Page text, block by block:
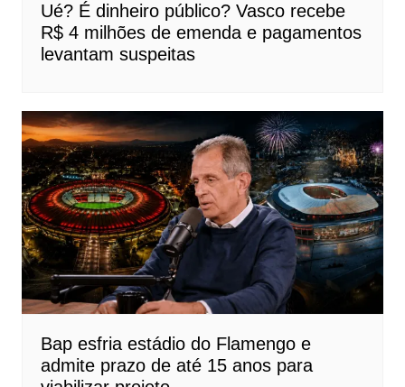
Ué? É dinheiro público? Vasco recebe
R$ 4 milhões de emenda e pagamentos
levantam suspeitas
Bap esfria estádio do Flamengo e
admite prazo de até 15 anos para